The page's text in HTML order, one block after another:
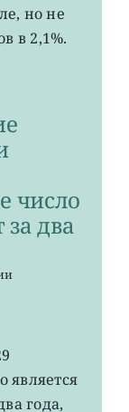
но не
в 2,1%.
число
за два
к
число
является
года,